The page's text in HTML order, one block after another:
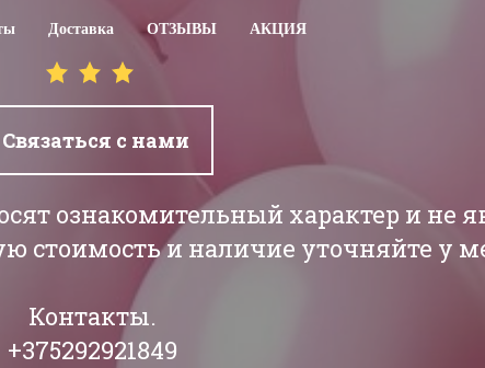
Доставка ОТЗЫВЫ АКЦИЯ
Связаться с нами
ознакомительный характер и не
стоимость и наличие уточняйте у
Контакты.
+375292921849